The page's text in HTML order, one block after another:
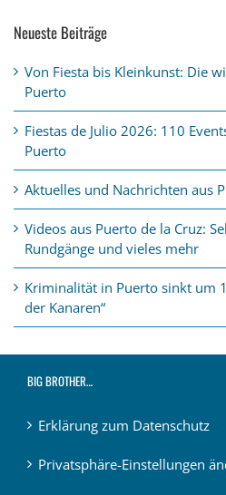
Neueste Beiträge
Von Fiesta bis Kleinkunst: Die
Puerto
Fiestas de Julio 2026: 110
Puerto
Aktuelles und Nachrichten aus
Videos aus Puerto de la Cruz:
Rundgänge und vieles mehr
Kriminalität in Puerto sinkt um
der Kanaren“
BIG BROTHER…
Erklärung zum Datenschutz
Privatsphäre-Einstellungen